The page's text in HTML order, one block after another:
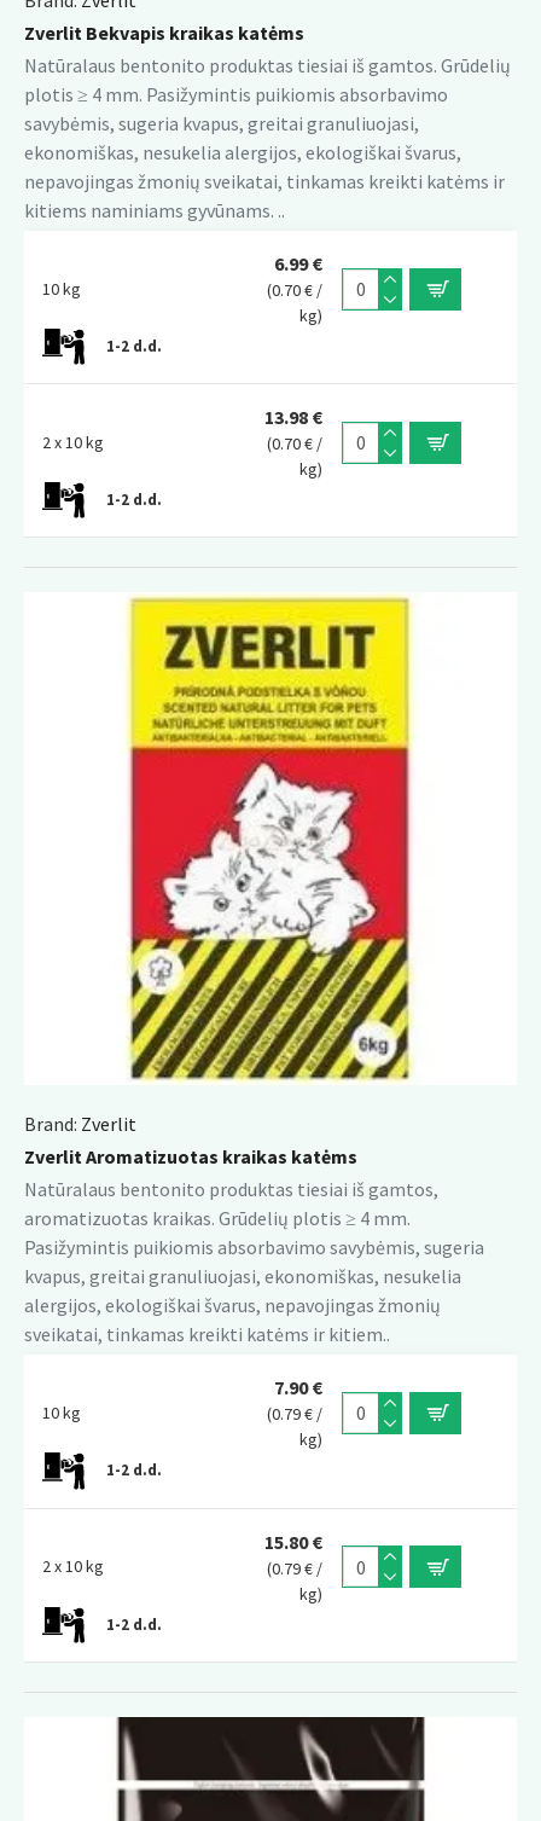
Zverlit Bekvapis kraikas katėms
Natūralaus bentonito produktas tiesiai iš gamtos. Grūdelių
plotis ≥ 4 mm. Pasižymintis puikiomis absorbavimo
savybėmis, sugeria kvapus, greitai granuliuojasi,
ekonomiškas, nesukelia alergijos, ekologiškai švarus,
nepavojingas žmonių sveikatai, tinkamas kreikti katėms ir
kitiems naminiams gyvūnams. ..
10 kg
1-2 d.d.
6.99 €
(0.70 € /
kg)
2 x 10 kg
1-2 d.d.
13.98 €
(0.70 € /
kg)
Brand: Zverlit
Zverlit Aromatizuotas kraikas katėms
Natūralaus bentonito produktas tiesiai iš gamtos,
aromatizuotas kraikas. Grūdelių plotis ≥ 4 mm.
Pasižymintis puikiomis absorbavimo savybėmis, sugeria
kvapus, greitai granuliuojasi, ekonomiškas, nesukelia
alergijos, ekologiškai švarus, nepavojingas žmonių
sveikatai, tinkamas kreikti katėms ir kitiem..
10 kg
1-2 d.d.
7.90 €
(0.79 € /
kg)
2 x 10 kg
1-2 d.d.
15.80 €
(0.79 € /
kg)